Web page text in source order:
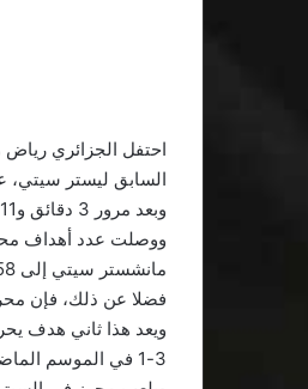
السابق ليستر سيتي،
وبعد مرور 3 دقائق و11 ثانية، سجل محرز أسرع أهدافه في البريمييرليج طوال مشواره في البطولة.
مانشستر سيتي إلى 58 هدفا.
فضلا عن ذلك، فإن محرز شارك في تسجيل 98 هدفا
ويعد هذا ثاني هدف
3-1 في الموسم الماضي.